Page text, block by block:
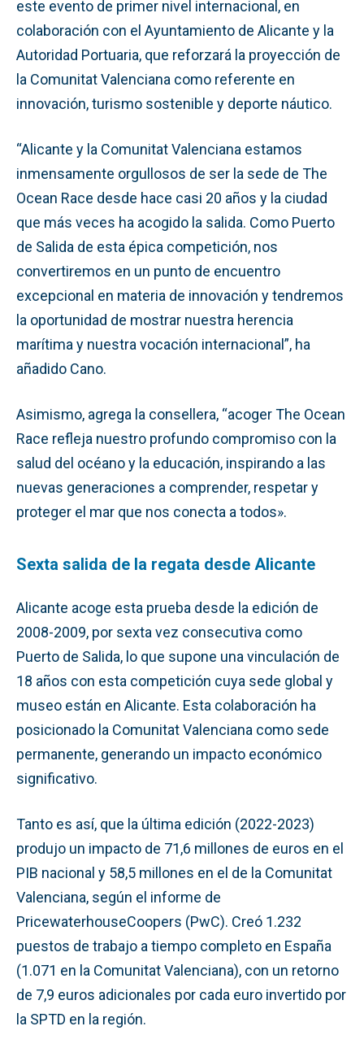
este evento de primer nivel internacional, en
colaboración con el Ayuntamiento de Alicante y la
Autoridad Portuaria, que reforzará la proyección de
la Comunitat Valenciana como referente en
innovación, turismo sostenible y deporte náutico.
“Alicante y la Comunitat Valenciana estamos
inmensamente orgullosos de ser la sede de The
Ocean Race desde hace casi 20 años y la ciudad
que más veces ha acogido la salida. Como Puerto
de Salida de esta épica competición, nos
convertiremos en un punto de encuentro
excepcional en materia de innovación y tendremos
la oportunidad de mostrar nuestra herencia
marítima y nuestra vocación internacional”, ha
añadido Cano.
Asimismo, agrega la consellera, “acoger The Ocean
Race refleja nuestro profundo compromiso con la
salud del océano y la educación, inspirando a las
nuevas generaciones a comprender, respetar y
proteger el mar que nos conecta a todos».
Sexta salida de la regata desde Alicante
Alicante acoge esta prueba desde la edición de
2008-2009, por sexta vez consecutiva como
Puerto de Salida, lo que supone una vinculación de
18 años con esta competición cuya sede global y
museo están en Alicante. Esta colaboración ha
posicionado la Comunitat Valenciana como sede
permanente, generando un impacto económico
significativo.
Tanto es así, que la última edición (2022-2023)
produjo un impacto de 71,6 millones de euros en el
PIB nacional y 58,5 millones en el de la Comunitat
Valenciana, según el informe de
PricewaterhouseCoopers (PwC). Creó 1.232
puestos de trabajo a tiempo completo en España
(1.071 en la Comunitat Valenciana), con un retorno
de 7,9 euros adicionales por cada euro invertido por
la SPTD en la región.